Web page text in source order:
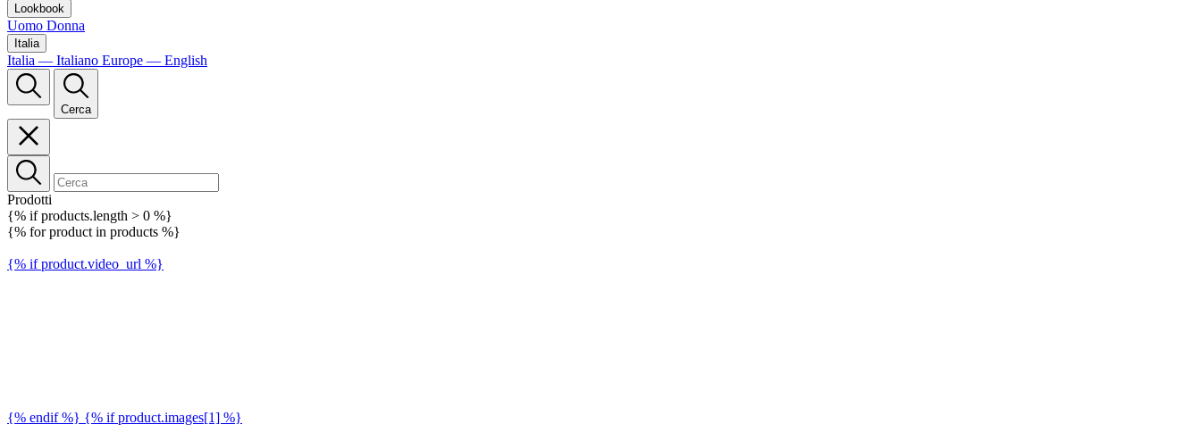
Lookbook
Uomo Donna
Italia
Italia — Italiano Europe — English
Cerca
Prodotti
{% if products.length > 0 %}
{% for product in products %}
{% if product.video_url %}
{% endif %} {% if product.images[1] %}